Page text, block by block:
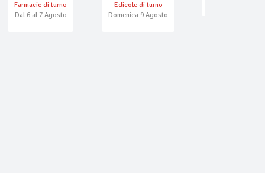
Farmacie di turno
Dal 6 al 7 Agosto
Edicole di turno
Domenica 9 Agosto